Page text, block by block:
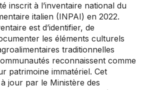
inscrit à l’inventaire national du
italien (INPAI) en 2022.
est d’identifier, de
les éléments culturels
traditionnelles
reconnaissent comme
patrimoine immatériel. Cet
jour par le Ministère des